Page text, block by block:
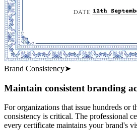
Brand Consistency➤
Maintain consistent branding
For organizations that issue hundreds or
consistency is critical. The professional
every certificate maintains your brand's